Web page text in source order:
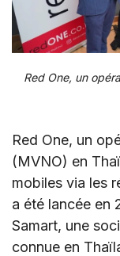
Red One, un
Red One, un
(MVNO) en
mobiles via les
a été lancée en
Samart, une
connue en